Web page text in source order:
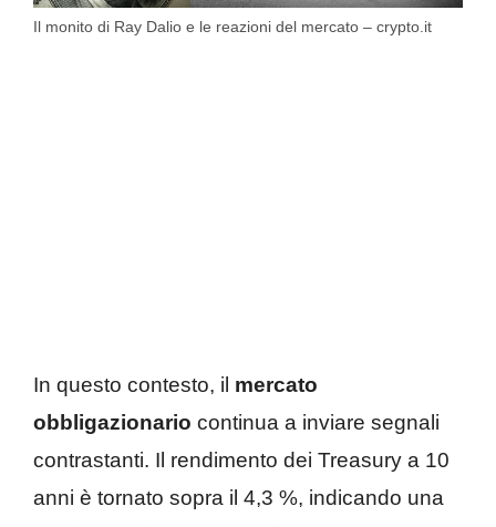
Il monito di Ray Dalio e le reazioni del mercato – crypto.it
In questo contesto, il mercato
obbligazionario continua a inviare segnali
contrastanti. Il rendimento dei Treasury a 10
anni è tornato sopra il 4,3 %, indicando una